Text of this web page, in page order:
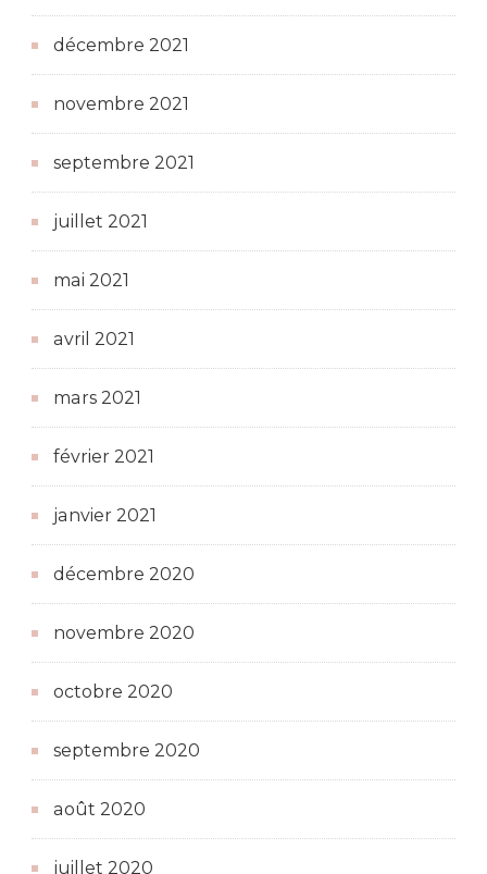
décembre 2021
novembre 2021
septembre 2021
juillet 2021
mai 2021
avril 2021
mars 2021
février 2021
janvier 2021
décembre 2020
novembre 2020
octobre 2020
septembre 2020
août 2020
juillet 2020